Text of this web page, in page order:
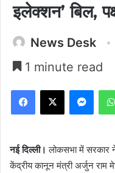
इलेक्शन’ बिल,
News Desk
1 minute read
Facebook
X
नई दिल्ली। लोकसभा में सरकार
केंद्रीय कानून मंत्री अर्जुन राम